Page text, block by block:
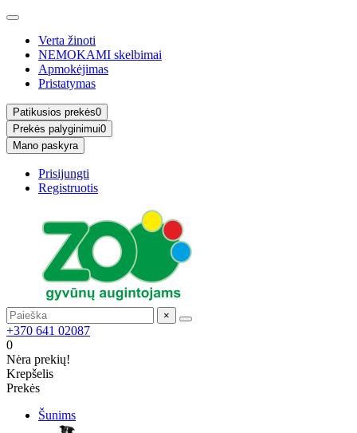
Verta žinoti
NEMOKAMI skelbimai
Apmokėjimas
Pristatymas
Patikusios prekės0
Prekės palyginimui0
Mano paskyra
Prisijungti
Registruotis
×
+370 641 02087
0
Nėra prekių!
Krepšelis
Prekės
Šunims